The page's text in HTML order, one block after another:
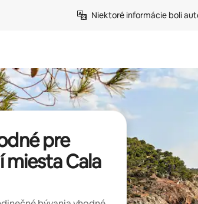
Niektoré informácie boli
pre
miesta Cala